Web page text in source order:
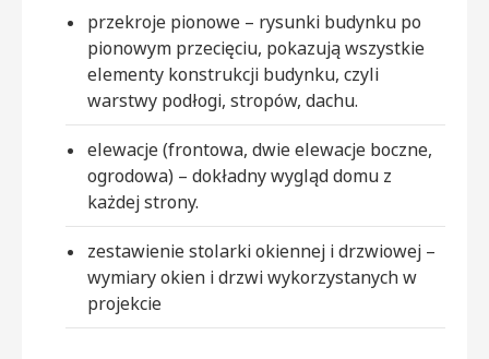
przekroje pionowe – rysunki budynku po
pionowym przecięciu, pokazują wszystkie
elementy konstrukcji budynku, czyli
warstwy podłogi, stropów, dachu.
elewacje (frontowa, dwie elewacje boczne,
ogrodowa) – dokładny wygląd domu z
każdej strony.
zestawienie stolarki okiennej i drzwiowej –
wymiary okien i drzwi wykorzystanych w
projekcie